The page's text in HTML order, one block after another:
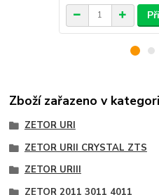
Zboží zařazeno v
ZETOR URI
ZETOR URII CRYSTAL ZTS
ZETOR URIII
ZETOR 2011 3011 4011